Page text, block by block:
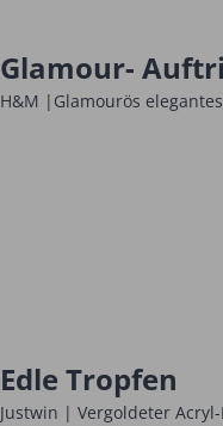
Glamour-
H&M |Glamourös
Edle Tropfen
Justwin | Vergoldeter